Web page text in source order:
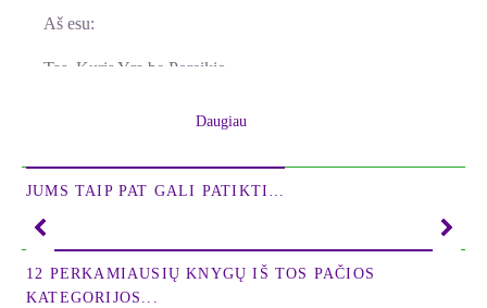
Aš esu:
Tas, Kuris Yra be Poreikio.
Arba paprasčiau tariant, Tas, Kuris Yra.
Šitai tampa absoliučiu Esaties teigimu.
Aš Esu Tas.
Įdomu, kad šitaip kalbėjo visi tikri Mokytojai. Aš
Daugiau
JUMS TAIP PAT GALI PATIKTI…
12 PERKAMIAUSIŲ KNYGŲ IŠ TOS PAČIOS
KATEGORIJOS...